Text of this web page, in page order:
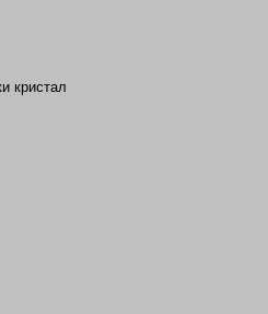
кристал